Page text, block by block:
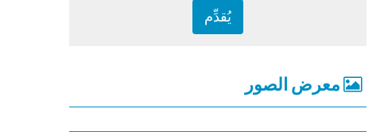
معرض الصور